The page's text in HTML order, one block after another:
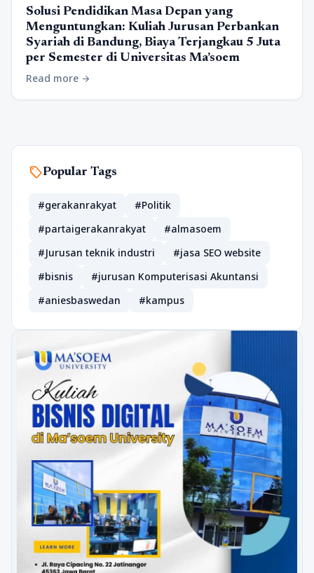
Solusi Pendidikan Masa Depan yang
Menguntungkan: Kuliah Jurusan Perbankan
Syariah di Bandung, Biaya Terjangkau 5 Juta
per Semester di Universitas Ma’soem
Read more arrow_forward
sellPopular Tags
#gerakanrakyat
#Politik
#partaigerakanrakyat
#almasoem
#Jurusan teknik industri
#jasa SEO website
#bisnis
#jurusan Komputerisasi Akuntansi
#aniesbaswedan
#kampus